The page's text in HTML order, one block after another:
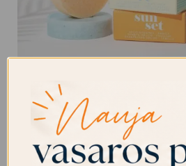
Valquer kietieji
Parašykite komentarą /
Produkcija/admin